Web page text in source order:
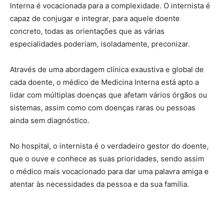
Interna é vocacionada para a complexidade. O internista é
capaz de conjugar e integrar, para aquele doente
concreto, todas as orientações que as várias
especialidades poderiam, isoladamente, preconizar.
Através de uma abordagem clínica exaustiva e global de
cada doente, o médico de Medicina Interna está apto a
lidar com múltiplas doenças que afetam vários órgãos ou
sistemas, assim como com doenças raras ou pessoas
ainda sem diagnóstico.
No hospital, o internista é o verdadeiro gestor do doente,
que o ouve e conhece as suas prioridades, sendo assim
o médico mais vocacionado para dar uma palavra amiga e
atentar às necessidades da pessoa e da sua família.